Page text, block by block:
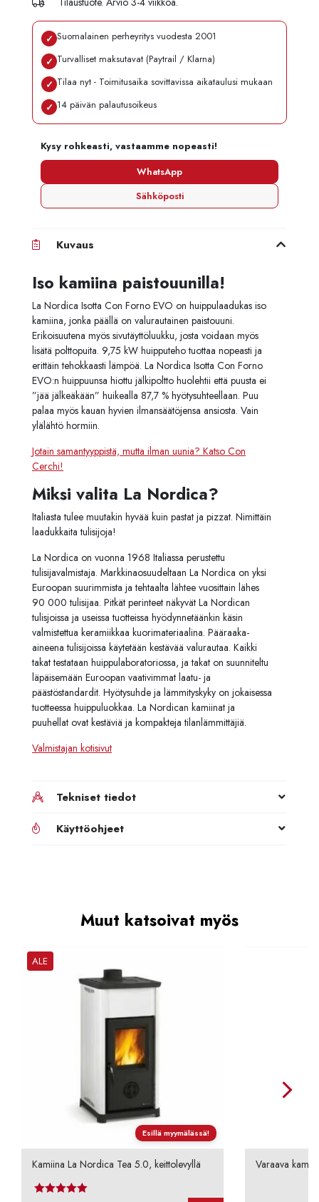
✓ Suomalainen perheyritys vuodesta 2001
✓ Turvalliset maksutavat (Paytrail / Klarna)
✓ Tilaa nyt - Toimitusaika sovittavissa aikataulusi mukaan
✓ 14 päivän palautusoikeus
Kysy rohkeasti, vastaamme nopeasti!
WhatsApp
Sähköposti
Kuvaus
Iso kamiina paistouunilla!
La Nordica Isotta Con Forno EVO on huippulaadukas iso
kamiina, jonka päällä on valurautainen paistouuni.
Erikoisuutena myös sivutäyttöluukku, josta voidaan myös
lisätä polttopuita. 9,75 kW huipputeho tuottaa nopeasti ja
erittäin tehokkaasti lämpöä. La Nordica Isotta Con Forno
EVO:n huippuunsa hiottu jälkipoltto huolehtii että puusta ei
”jää jälkeäkään” huikealla 87,7 % hyötysuhteellaan. Puu
palaa myös kauan hyvien ilmansäätöjensa ansiosta. Vain
ylälähtö hormiin.
Jotain samantyyppistä, mutta ilman uunia? Katso Con
Cerchi!
Miksi valita La Nordica?
Italiasta tulee muutakin hyvää kuin pastat ja pizzat. Nimittäin
laadukkaita tulisijoja!
La Nordica on vuonna 1968 Italiassa perustettu
tulisijavalmistaja. Markkinaosuudeltaan La Nordica on yksi
Euroopan suurimmista ja tehtaalta lähtee vuosittain lähes
90 000 tulisijaa. Pitkät perinteet näkyvät La Nordican
tulisjoissa ja useissa tuotteissa hyödynnetäänkin käsin
valmistettua keramiikkaa kuorimateriaalina. Pääraaka-
aineena tulisijoissa käytetään kestävää valurautaa. Kaikki
takat testataan huippulaboratoriossa, ja takat on suunniteltu
läpäisemään Euroopan vaativimmat laatu- ja
päästöstandardit. Hyötysuhde ja lämmityskyky on jokaisessa
tuotteessa huippuluokkaa. La Nordican kamiinat ja
puuhellat ovat kestäviä ja kompakteja tilanlämmittäjiä.
Valmistajan kotisivut
Tekniset tiedot
Käyttöohjeet
Muut katsoivat myös
Esillä myymälässä!
ALE
Kamiina La Nordica Tea 5.0, keittolevyllä Varaava